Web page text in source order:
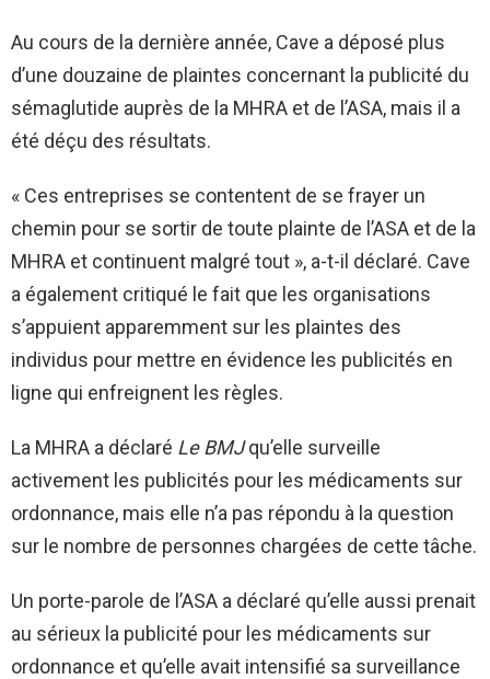
Au cours de la dernière année, Cave a déposé plus
d’une douzaine de plaintes concernant la publicité du
sémaglutide auprès de la MHRA et de l’ASA, mais il a
été déçu des résultats.
« Ces entreprises se contentent de se frayer un
chemin pour se sortir de toute plainte de l’ASA et de la
MHRA et continuent malgré tout », a-t-il déclaré. Cave
a également critiqué le fait que les organisations
s’appuient apparemment sur les plaintes des
individus pour mettre en évidence les publicités en
ligne qui enfreignent les règles.
La MHRA a déclaré Le BMJqu’elle surveille
activement les publicités pour les médicaments sur
ordonnance, mais elle n’a pas répondu à la question
sur le nombre de personnes chargées de cette tâche.
Un porte-parole de l’ASA a déclaré qu’elle aussi prenait
au sérieux la publicité pour les médicaments sur
ordonnance et qu’elle avait intensifié sa surveillance